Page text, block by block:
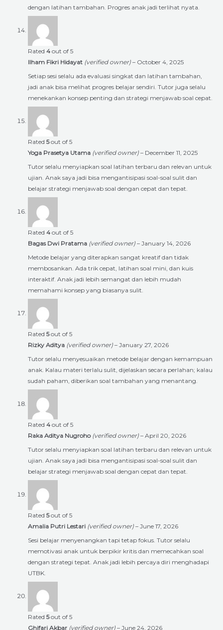
dengan latihan tambahan. Progres anak jadi terlihat nyata.
Rated 4 out of 5
Ilham Fikri Hidayat (verified owner) – October 4, 2025
Setiap sesi selalu ada evaluasi singkat dan latihan tambahan,
jadi anak bisa melihat progres belajar sendiri. Tutor juga selalu
menekankan konsep penting dan strategi menjawab soal cepat.
Rated 5out of 5
Yoga Prasetya Utama (verified owner) – December 11, 2025
Tutor selalu menyiapkan soal latihan terbaru dan relevan untuk
ujian. Anak saya jadi bisa mengantisipasi soal-soal sulit dan
belajar strategi menjawab soal dengan cepat dan tepat.
Rated 4 out of 5
Bagas Dwi Pratama (verified owner) – January 14, 2026
Metode belajar yang diterapkan sangat kreatif dan tidak
membosankan. Ada trik cepat, latihan soal mini, dan kuis
interaktif. Anak jadi lebih semangat dan lebih mudah
memahami konsep yang biasanya sulit.
Rated 5out of 5
Rizky Aditya (verified owner) – January 27, 2026
Tutor selalu menyesuaikan metode belajar dengan kemampuan
anak. Kalau materi terlalu sulit, dijelaskan secara perlahan; kalau
sudah paham, diberikan soal tambahan yang menantang.
Rated 4 out of 5
Raka Aditya Nugroho (verified owner) – April 20, 2026
Tutor selalu menyiapkan soal latihan terbaru dan relevan untuk
ujian. Anak saya jadi bisa mengantisipasi soal-soal sulit dan
belajar strategi menjawab soal dengan cepat dan tepat.
Rated 5out of 5
Amalia Putri Lestari (verified owner) – June 17, 2026
Sesi belajar menyenangkan tapi tetap fokus. Tutor selalu
memotivasi anak untuk berpikir kritis dan memecahkan soal
dengan strategi tepat. Anak jadi lebih percaya diri menghadapi
UTBK.
Rated 5out of 5
Ghifari Akbar (verified owner) – June 24, 2026